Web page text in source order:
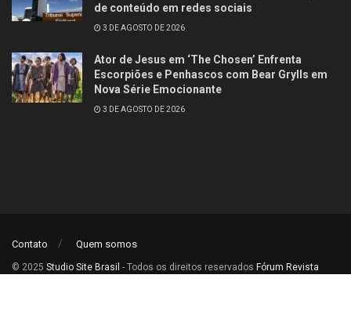
de conteúdo em redes sociais
3 DE AGOSTO DE 2026
Ator de Jesus em ‘The Chosen’ Enfrenta
Escorpiões e Penhascos com Bear Grylls em
Nova Série Emocionante
3 DE AGOSTO DE 2026
Contato Quem somos
© 2025 Studio Site Brasil - Todos os direitos reservados Fórum Revista